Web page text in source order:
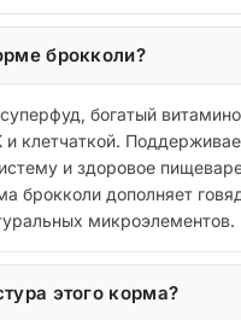
брокколи?
богатый
и клетчаткой.
и здоровое
брокколи дополняет
микроэлементов.
этого корма?